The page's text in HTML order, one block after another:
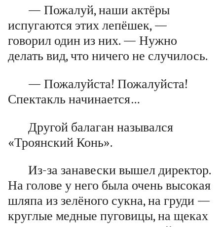
— Пожалуй, наши актёры
испугаются этих лепёшек, —
говорил один из них. — Нужно
делать вид, что ничего не случилось.
— Пожалуйста! Пожалуйста!
Спектакль начинается…
Другой балаган назывался
«Троянский Конь».
Из-за занавески вышел директор.
На голове у него была очень высокая
шляпа из зелёного сукна, на груди —
круглые медные пуговицы, на щеках